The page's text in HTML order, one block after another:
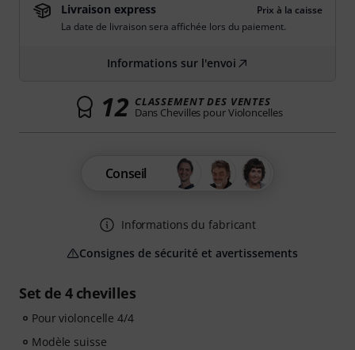
Set de 4 chevilles
Pour violoncelle 4/4
Modèle suisse
Livraison express
Prix à la caisse
La date de livraison sera affichée lors du paiement.
Informations sur l'envoi
12 CLASSEMENT DES VENTES
Dans Chevilles pour Violoncelles
Conseil
Informations du fabricant
Consignes de sécurité et avertissements